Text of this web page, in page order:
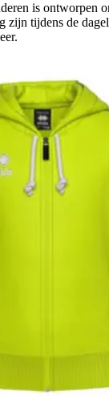
is ontworpen
zijn tijdens de